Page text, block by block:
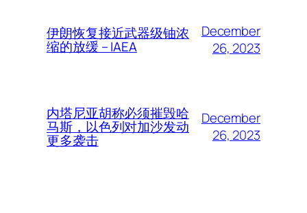
伊朗恢复接近武器级铀浓
缩的放缓 – IAEA
December
26, 2023
内塔尼亚胡称必须摧毁哈
马斯，以色列对加沙发动
更多袭击
December
26, 2023